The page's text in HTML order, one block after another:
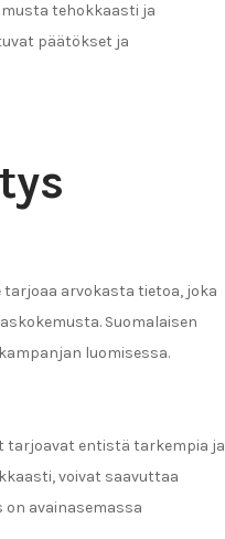
tehokkaasti ja
päätökset ja
arvokasta tietoa, joka
Suomalaisen
luomisessa.
tarjoavat entistä tarkempia ja
voivat saavuttaa
avainasemassa